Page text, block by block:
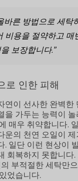
바른 방법으로 세탁
비용을 절약하고 매
보장합니다.”
로 인한 피해
연이 선사한 완벽한
을 가두는 능력이
매우 취약합니다.
운의 천연 오일이
. 일단 이런 현상이
회복하지 못합니다
부적절한 세탁만
었습니다.